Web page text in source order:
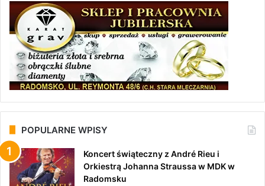
POPULARNE WPISY
Koncert świąteczny z André Rieu i
Orkiestrą Johanna Straussa w MDK w
Radomsku